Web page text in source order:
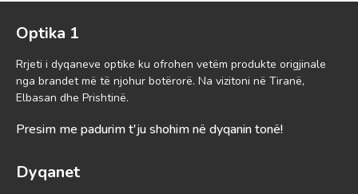
Optika 1
Rrjeti i dyqaneve optike ku ofrohen vetëm produkte origjinale
nga brandet më të njohur botërorë. Na vizitoni në Tiranë,
Elbasan dhe Prishtinë.
Presim me padurim t'ju shohim në dyqanin tonë!
Dyqanet